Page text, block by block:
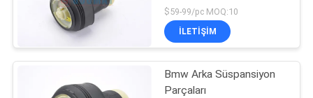
$59-99/pc MOQ:10
İLETIŞIM
Bmw Arka Süspansiyon
Parçaları